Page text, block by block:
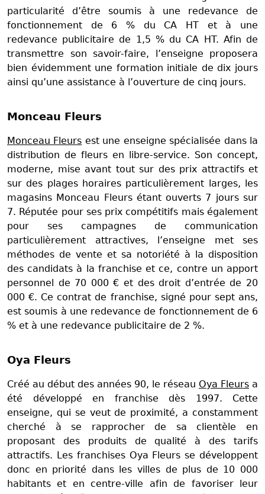
particularité d’être soumis à une redevance de
fonctionnement de 6 % du CA HT et à une
redevance publicitaire de 1,5 % du CA HT. Afin de
transmettre son savoir-faire, l’enseigne proposera
bien évidemment une formation initiale de dix jours
ainsi qu’une assistance à l’ouverture de cinq jours.
Monceau Fleurs
Monceau Fleurs est une enseigne spécialisée dans la
distribution de fleurs en libre-service. Son concept,
moderne, mise avant tout sur des prix attractifs et
sur des plages horaires particulièrement larges, les
magasins Monceau Fleurs étant ouverts 7 jours sur
7. Réputée pour ses prix compétitifs mais également
pour ses campagnes de communication
particulièrement attractives, l’enseigne met ses
méthodes de vente et sa notoriété à la disposition
des candidats à la franchise et ce, contre un apport
personnel de 70 000 € et des droit d’entrée de 20
000 €. Ce contrat de franchise, signé pour sept ans,
est soumis à une redevance de fonctionnement de 6
% et à une redevance publicitaire de 2 %.
Oya Fleurs
Créé au début des années 90, le réseau Oya Fleurs a
été développé en franchise dès 1997. Cette
enseigne, qui se veut de proximité, a constamment
cherché à se rapprocher de sa clientèle en
proposant des produits de qualité à des tarifs
attractifs. Les franchises Oya Fleurs se développent
donc en priorité dans les villes de plus de 10 000
habitants et en centre-ville afin de favoriser leur